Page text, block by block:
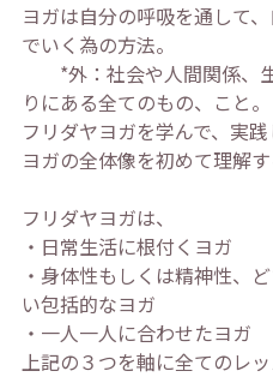
ヨガは自分の呼吸を通して
でいく為の方法。
*外：社会や人間関係、
りにある全てのもの、こと。
フリダヤヨガを学んで、実
ヨガの全体像を初めて理解
フリダヤヨガは、
・日常生活に根付くヨガ
・身体性もしくは精神性、
い包括的なヨガ
・一人一人に合わせたヨガ
上記の３つを軸に全てのレッ